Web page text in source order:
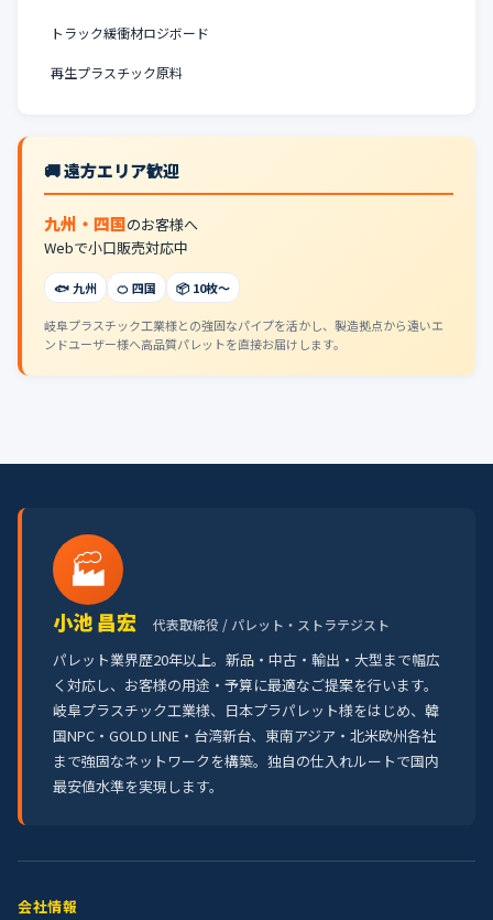
トラック緩衝材ロジボード
再生プラスチック原料
🚚 遠方エリア歓迎
九州・四国のお客様へ
Webで小口販売対応中
🐟 九州 🍊 四国 📦 10枚〜
岐阜プラスチック工業様との強固なパイプを活かし、製造拠点から遠いエ
ンドユーザー様へ高品質パレットを直接お届けします。
🏭
小池 昌宏 代表取締役 / パレット・ストラテジスト
パレット業界歴20年以上。新品・中古・輸出・大型まで幅広
く対応し、お客様の用途・予算に最適なご提案を行います。
岐阜プラスチック工業様、日本プラパレット様をはじめ、韓
国NPC・GOLD LINE・台湾新台、東南アジア・北米欧州各社
まで強固なネットワークを構築。独自の仕入れルートで国内
最安値水準を実現します。
会社情報